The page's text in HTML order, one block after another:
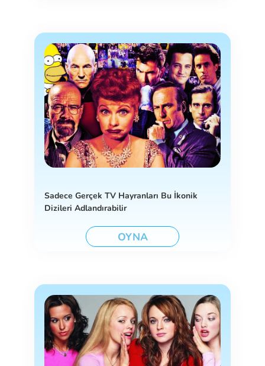
Sadece Gerçek TV Hayranları Bu İkonik
Dizileri Adlandırabilir
OYNA